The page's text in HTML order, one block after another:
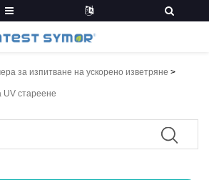
за изпитване на ускорено изветряне >
UV стареене